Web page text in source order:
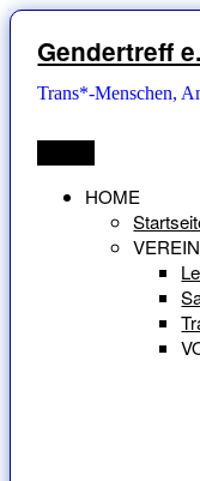
Zum
Inhalt
springen
Gendertreff
Trans*-Menschen,
HOME
VEREIN